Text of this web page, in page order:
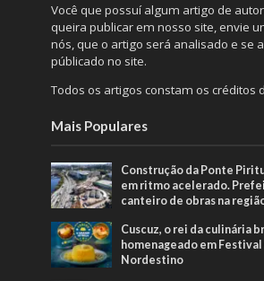
Você que possuí algum artigo de
queira publicar em nosso site, envie
nós, que o artigo será analisado e se
públicado no site.
Todos os artigos constam os créditos
Mais Populares
Construção da Ponte
em ritmo acelerado.
canteiro de obras na
Cuscuz, o rei da culinária
homenageado em
Nordestino